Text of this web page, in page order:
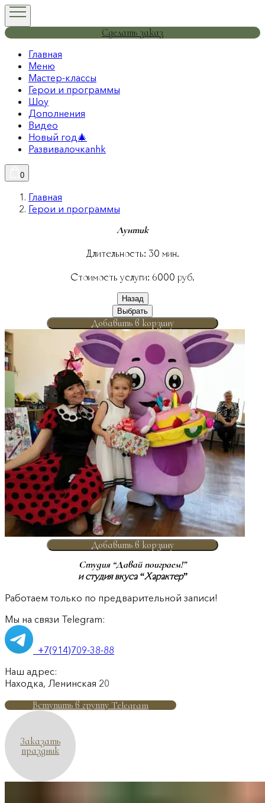
Сделать заказ
Главная
Меню
Мастер-классы
Герои и программы
Шоу
Дополнения
Видео
Новый год🎄
Развивалочкаnhk
0
Главная
Герои и программы
Лунтик
Длительность: 30 мин.
Стоимость услуги: 6000 руб.
Назад
Выбрать
Добавить в корзину
Добавить в корзину
Студия “Давай поиграем!”
и студия вкуса “Характер”
Работаем только по предварительной записи!
Мы на связи Telegram:
+7(914)709-38-88
Наш адрес:
Находка, Ленинская 20
Вступить в группу Telegram
Заказать
праздник